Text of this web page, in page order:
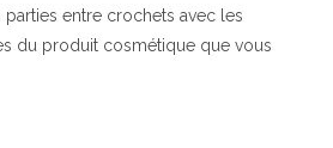
entre crochets avec les
du produit cosmétique que vous